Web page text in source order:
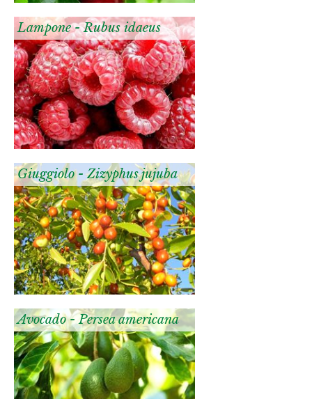
Lampone - Rubus idaeus
Giuggiolo - Zizyphus jujuba
Avocado - Persea americana